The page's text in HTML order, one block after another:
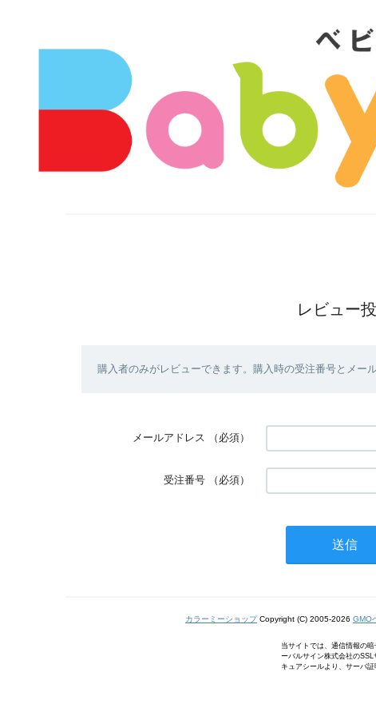
レビュー
購入者のみがレビューできます。購入時の受注番号とメー
メールアドレス （必須）
受注番号 （必須）
カラーミーショップCopyright (C) 2005-2026 GMO
当サイトでは、通信情報の
ーバルサイン株式会社の
キュアシールより、サーバ